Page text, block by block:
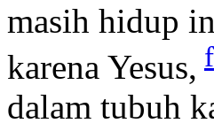
masih hidup
karena Yesus, f
dalam tubuh